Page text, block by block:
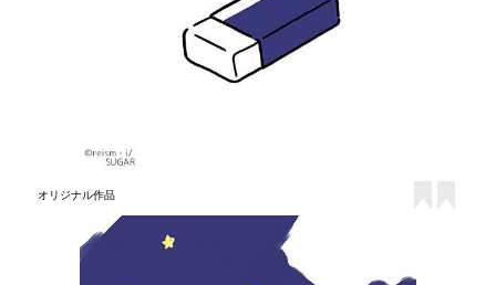
オリジナル作品